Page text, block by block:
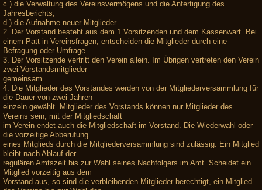
c.) die Verwaltung des Vereinsvermögens und die Anfertigung des
Jahresberichts,
d.) die Aufnahme neuer Mitglieder.
2. Der Vorstand besteht aus dem 1.Vorsitzenden und dem Kassenwart. Bei
einem Patt in Vereinsfragen, entscheiden die Mitglieder durch eine
Befragung oder Umfrage.
3. Der Vorsitzende vertritt den Verein allein. Im Übrigen vertreten den Verein
zwei Vorstandsmitglieder
gemeinsam.
4. Die Mitglieder des Vorstandes werden von der Mitgliederversammlung für
die Dauer von zwei Jahren
einzeln gewählt. Mitglieder des Vorstands können nur Mitglieder des
Vereins sein; mit der Mitgliedschaft
im Verein endet auch die Mitgliedschaft im Vorstand. Die Wiederwahl oder
die vorzeitige Abberufung
eines Mitglieds durch die Mitgliederversammlung sind zulässig. Ein Mitglied
bleibt nach Ablauf der
regulären Amtszeit bis zur Wahl seines Nachfolgers im Amt. Scheidet ein
Mitglied vorzeitig aus dem
Vorstand aus, so sind die verbleibenden Mitglieder berechtigt, ein Mitglied